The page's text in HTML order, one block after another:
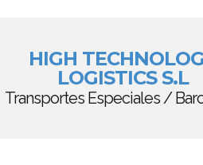
HIGH
LOGISTICS S.L
Transportes Especiales /